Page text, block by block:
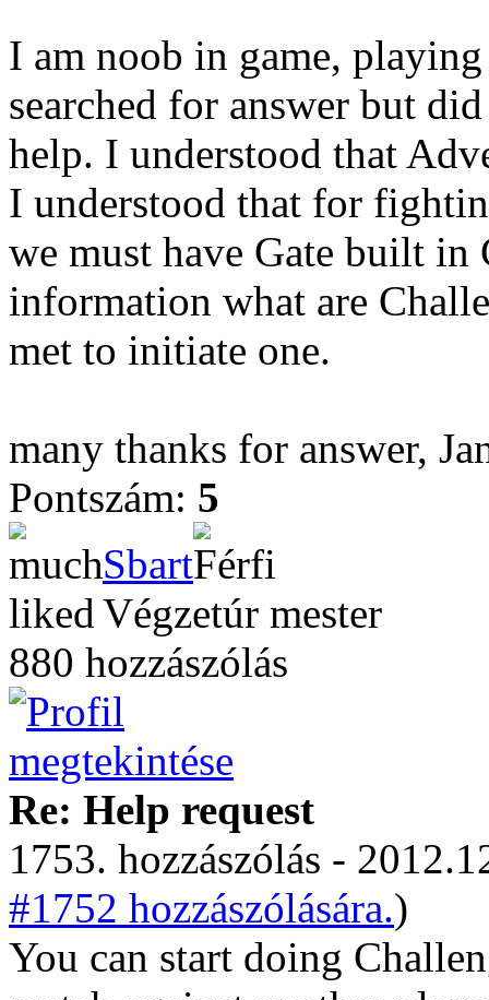
I am noob in game,
searched for answer but
help. I understood that
I understood that for
we must have Gate built
information what are
met to initiate one.
many thanks for answer,
Pontszám: 5
Sbart
Végzetúr mester
880 hozzászólás
Re: Help request
1753. hozzászólás -
#1752 hozzászólására.)
You can start doing